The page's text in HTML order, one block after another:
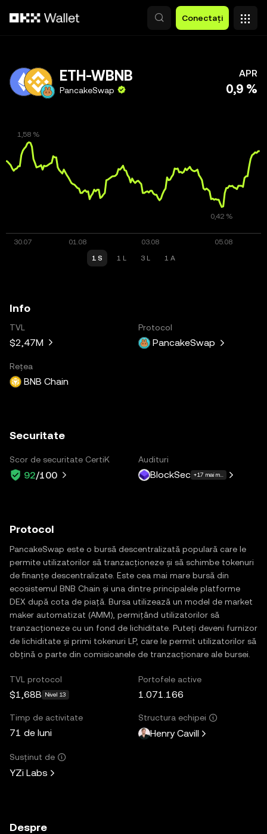
Conectați
ETH-WBNB
PancakeSwap
APR
0,9 %
1 S 1 L 3 L 1 A
Info
TVL
$2,47M
Protocol
PancakeSwap
Rețea
BNB Chain
Securitate
Scor de securitate CertiK
92/100
Audituri
BlockSec +17 mai multe
Protocol
PancakeSwap este o bursă descentralizată populară care le
permite utilizatorilor să tranzacționeze și să schimbe tokenuri
de finanțe descentralizate. Este cea mai mare bursă din
ecosistemul BNB Chain și una dintre principalele platforme
DEX după cota de piață. Bursa utilizează un model de market
maker automatizat (AMM), permițând utilizatorilor să
tranzacționeze cu un fond de lichiditate. Puteți deveni furnizor
de lichiditate și primi tokenuri LP, care le permit utilizatorilor să
obțină o parte din comisioanele de tranzacționare ale bursei.
TVL protocol
$1,68B Nivel 13
Portofele active
1.071.166
Timp de activitate
71 de luni
Structura echipei
Henry Cavill
Susținut de
YZi Labs
Despre